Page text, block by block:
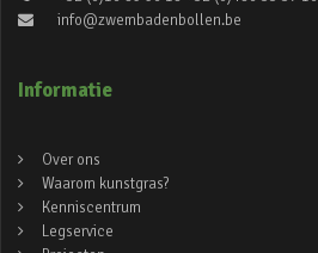
info@zwembadenbollen.be
Informatie
Over ons
Waarom kunstgras?
Kenniscentrum
Legservice